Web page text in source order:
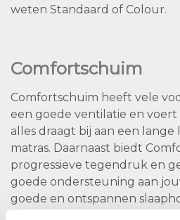
weten Standaard of Colour.
Comfortschuim
Comfortschuim heeft vele
een goede ventilatie en
alles draagt bij aan een
matras. Daarnaast biedt
progressieve tegendruk en
goede ondersteuning aan
goede en ontspannen